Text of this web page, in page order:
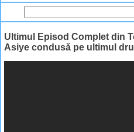
Ultimul Episod Complet din
Asiye condusă pe ultimul